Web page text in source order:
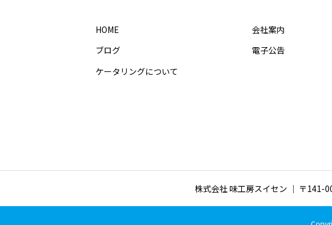
HOME
ブログ
ケータリングについて
会社案内
電子公告
株式会社 味工房スイセン ｜ 〒